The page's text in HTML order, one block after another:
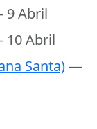
Abril
Abril
Santa)—